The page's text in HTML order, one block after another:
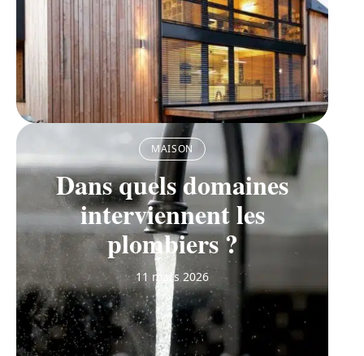
MAISON
Dans quels domaines
interviennent les
plombiers ?
11 mars 2026